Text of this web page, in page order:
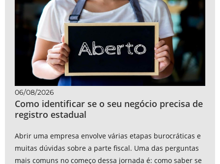
06/08/2026
Como identificar se o seu negócio precisa de
registro estadual
Abrir uma empresa envolve várias etapas burocráticas e
muitas dúvidas sobre a parte fiscal. Uma das perguntas
mais comuns no começo dessa jornada é: como saber se